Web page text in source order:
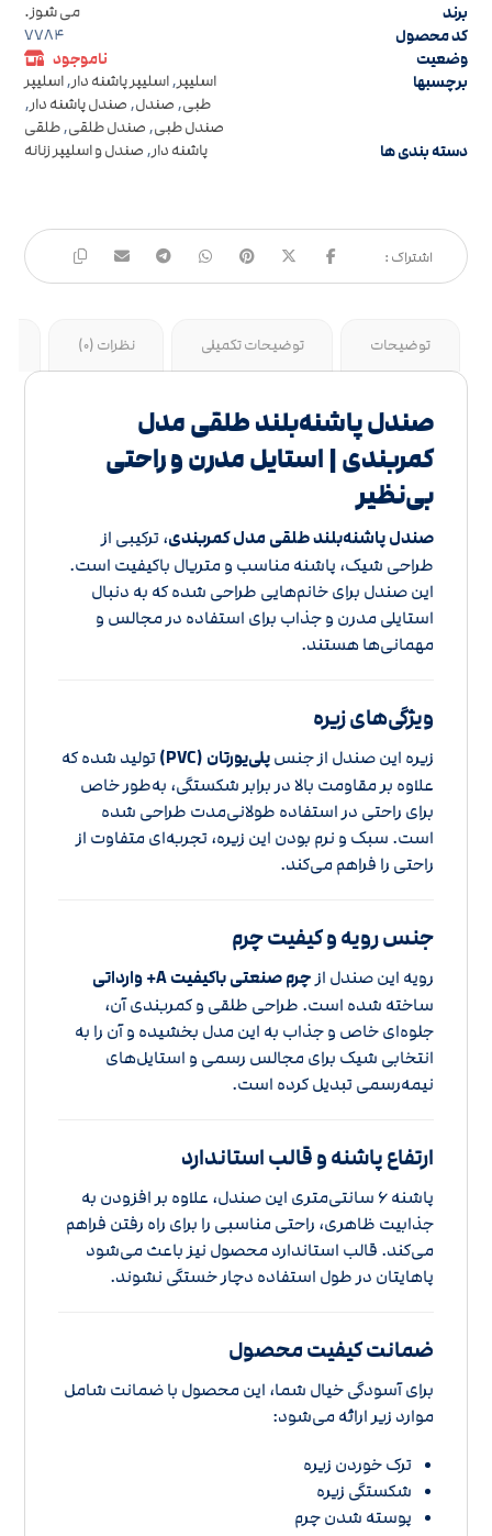
برند می شوز.
کد محصول 7784
وضعیت
ناموجود
برچسبها
اسلیپر,اسلیپر پاشنه دار,اسلیپر
طبی, صندل, صندل پاشنه دار,
صندل طبی, صندل طلقی,طلقی
دسته بندی ها پاشنه دار, صندل و اسلیپر زنانه
توضیحات توضیحات تکمیلی نظرات (0)
صندل پاشنه‌بلند طلقی مدل
کمربندی | استایل مدرن و راحتی
بی‌نظیر
صندل پاشنه‌بلند طلقی مدل کمربندی، ترکیبی از
طراحی شیک، پاشنه مناسب و متریال باکیفیت است.
این صندل برای خانم‌هایی طراحی شده که به دنبال
استایلی مدرن و جذاب برای استفاده در مجالس و
مهمانی‌ها هستند.
ویژگی‌های زیره
زیره این صندل از جنسپلی‌یورتان (PVC)
تولید شده که
علاوه بر مقاومت بالا در برابر شکستگی، به‌طور خاص
برای راحتی در استفاده طولانی‌مدت طراحی شده
است. سبک و نرم بودن این زیره، تجربه‌ای متفاوت از
راحتی را فراهم می‌کند.
جنس رویه و کیفیت چرم
رویه این صندل از چرم صنعتی باکیفیت A+ وارداتی
ساخته شده است. طراحی طلقی و کمربندی آن،
جلوه‌ای خاص و جذاب به این مدل بخشیده و آن را به
انتخابی شیک برای مجالس رسمی و استایل‌های
نیمه‌رسمی تبدیل کرده است.
ارتفاع پاشنه و قالب استاندارد
پاشنه 6 سانتی‌متری این صندل، علاوه بر افزودن به
جذابیت ظاهری، راحتی مناسبی را برای راه رفتن فراهم
می‌کند. قالب استاندارد محصول نیز باعث می‌شود
پاهایتان در طول استفاده دچار خستگی نشوند.
ضمانت کیفیت محصول
برای آسودگی خیال شما، این محصول با ضمانت شامل
موارد زیر ارائه می‌شود:
ترک خوردن زیره
شکستگی زیره
پوسته شدن چرم